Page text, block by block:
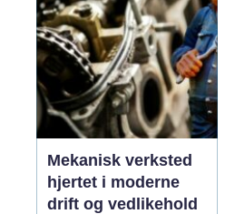
Mekanisk verksted
hjertet i moderne
drift og vedlikehold